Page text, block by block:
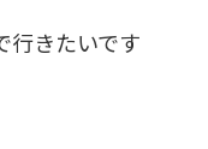
行きたいです